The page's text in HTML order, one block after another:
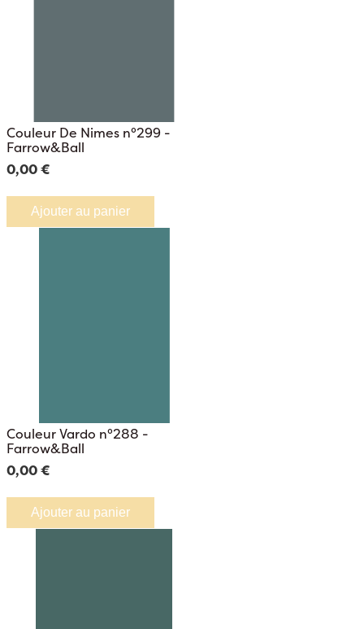
Couleur De Nimes n°299 -
Farrow&Ball
0,00 €
Ajouter au panier
Couleur Vardo n°288 -
Farrow&Ball
0,00 €
Ajouter au panier